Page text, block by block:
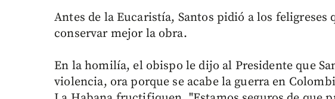
Antes de la Eucaristía, Santos pidió a los feligreses
conservar mejor la obra.
En la homilía, el obispo le dijo al Presidente que
violencia, ora porque se acabe la guerra en